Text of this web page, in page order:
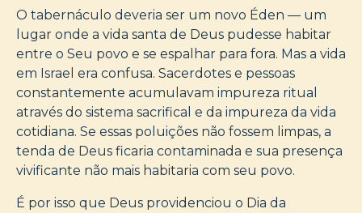
O tabernáculo deveria ser um novo Éden — um
lugar onde a vida santa de Deus pudesse habitar
entre o Seu povo e se espalhar para fora. Mas a vida
em Israel era confusa. Sacerdotes e pessoas
constantemente acumulavam impureza ritual
através do sistema sacrifical e da impureza da vida
cotidiana. Se essas poluições não fossem limpas, a
tenda de Deus ficaria contaminada e sua presença
vivificante não mais habitaria com seu povo.
É por isso que Deus providenciou o Dia da